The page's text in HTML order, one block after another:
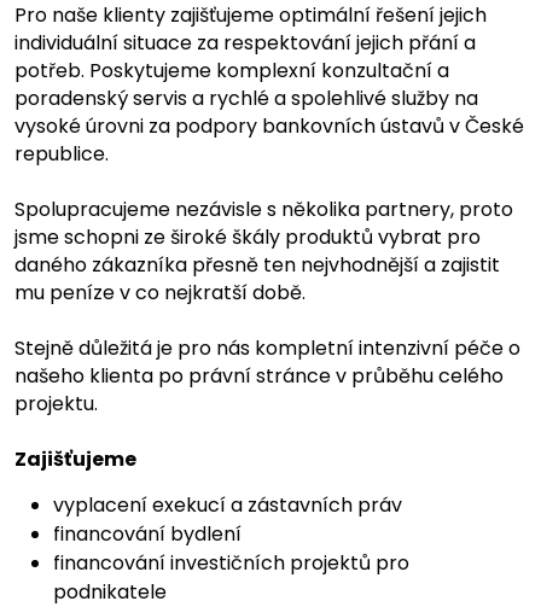
Pro naše klienty zajišťujeme optimální řešení jejich
individuální situace za respektování jejich přání a
potřeb. Poskytujeme komplexní konzultační a
poradenský servis a rychlé a spolehlivé služby na
vysoké úrovni za podpory bankovních ústavů v České
republice.
Spolupracujeme nezávisle s několika partnery, proto
jsme schopni ze široké škály produktů vybrat pro
daného zákazníka přesně ten nejvhodnější a zajistit
mu peníze v co nejkratší době.
Stejně důležitá je pro nás kompletní intenzivní péče o
našeho klienta po právní stránce v průběhu celého
projektu.
Zajišťujeme
vyplacení exekucí a zástavních práv
financování bydlení
financování investičních projektů pro
podnikatele